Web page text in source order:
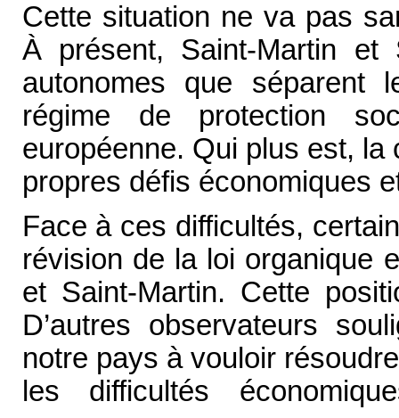
Cette situation ne va pas
À présent, Saint-Martin et
autonomes que séparent
régime de protection
européenne. Qui plus est,
propres défis économiques
Face à ces difficultés,
révision de la loi organique
et Saint-Martin. Cette
D’autres observateurs
notre pays à vouloir
les difficultés